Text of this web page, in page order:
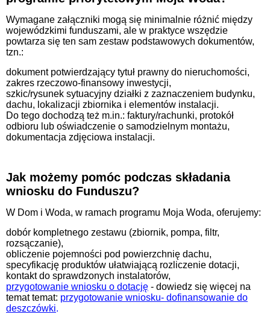
Wymagane załączniki mogą się minimalnie różnić między
wojewódzkimi funduszami, ale w praktyce wszędzie
powtarza się ten sam zestaw podstawowych dokumentów,
tzn.:
dokument potwierdzający tytuł prawny do nieruchomości,
zakres rzeczowo‑finansowy inwestycji,
szkic/rysunek sytuacyjny działki z zaznaczeniem budynku,
dachu, lokalizacji zbiornika i elementów instalacji.
Do tego dochodzą też m.in.: faktury/rachunki, protokół
odbioru lub oświadczenie o samodzielnym montażu,
dokumentacja zdjęciowa instalacji.
Jak możemy pomóc podczas składania
wniosku do Funduszu?
W Dom i Woda, w ramach programu Moja Woda, oferujemy:
dobór kompletnego zestawu (zbiornik, pompa, filtr,
rozsączanie),
obliczenie pojemności pod powierzchnię dachu,
specyfikację produktów ułatwiającą rozliczenie dotacji,
kontakt do sprawdzonych instalatorów,
przygotowanie wniosku o dotację - dowiedz się więcej na
temat temat: przygotowanie wniosku- dofinansowanie do
deszczówki.